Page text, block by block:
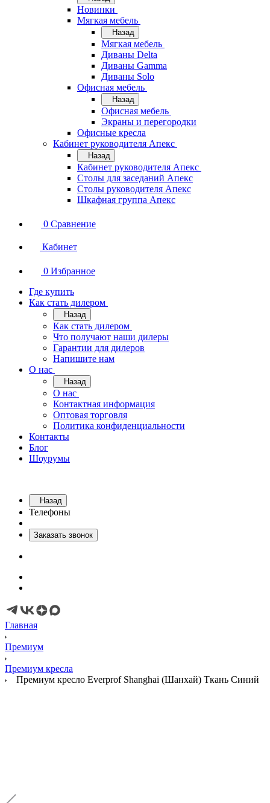
Новинки
Мягкая мебель
Назад
Мягкая мебель
Диваны Delta
Диваны Gamma
Диваны Solo
Офисная мебель
Назад
Офисная мебель
Экраны и перегородки
Офисные кресла
Кабинет руководителя Апекс
Назад
Кабинет руководителя Апекс
Столы для заседаний Апекс
Столы руководителя Апекс
Шкафная группа Апекс
0 Сравнение
Кабинет
0 Избранное
Где купить
Как стать дилером
Назад
Как стать дилером
Что получают наши дилеры
Гарантии для дилеров
Напишите нам
О нас
Назад
О нас
Контактная информация
Оптовая торговля
Политика конфиденциальности
Контакты
Блог
Шоурумы
Назад
Телефоны
Заказать звонок
Главная
Премиум
Премиум кресла
Премиум кресло Everprof Shanghai (Шанхай) Ткань Синий